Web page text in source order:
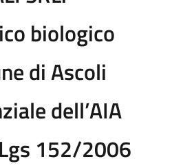
biologico
di Ascoli
dell’AIA
152/2006